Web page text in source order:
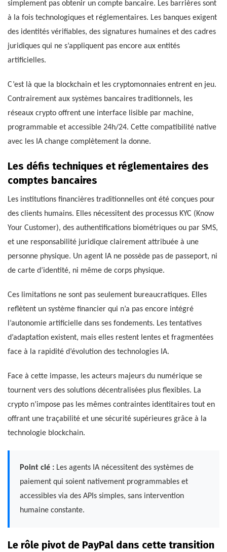
simplement pas obtenir un compte bancaire. Les barrières sont
à la fois technologiques et réglementaires. Les banques exigent
des identités vérifiables, des signatures humaines et des cadres
juridiques qui ne s’appliquent pas encore aux entités
artificielles.
C’est là que la blockchain et les cryptomonnaies entrent en jeu.
Contrairement aux systèmes bancaires traditionnels, les
réseaux crypto offrent une interface lisible par machine,
programmable et accessible 24h/24. Cette compatibilité native
avec les IA change complètement la donne.
Les défis techniques et réglementaires des
comptes bancaires
Les institutions financières traditionnelles ont été conçues pour
des clients humains. Elles nécessitent des processus KYC (Know
Your Customer), des authentifications biométriques ou par SMS,
et une responsabilité juridique clairement attribuée à une
personne physique. Un agent IA ne possède pas de passeport, ni
de carte d’identité, ni même de corps physique.
Ces limitations ne sont pas seulement bureaucratiques. Elles
reflètent un système financier qui n’a pas encore intégré
l’autonomie artificielle dans ses fondements. Les tentatives
d’adaptation existent, mais elles restent lentes et fragmentées
face à la rapidité d’évolution des technologies IA.
Face à cette impasse, les acteurs majeurs du numérique se
tournent vers des solutions décentralisées plus flexibles. La
crypto n’impose pas les mêmes contraintes identitaires tout en
offrant une traçabilité et une sécurité supérieures grâce à la
technologie blockchain.
Point clé : Les agents IA nécessitent des systèmes de
paiement qui soient nativement programmables et
accessibles via des APIs simples, sans intervention
humaine constante.
Le rôle pivot de PayPal dans cette transition